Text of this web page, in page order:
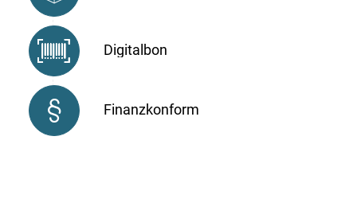
Digitalbon
Finanzkonform